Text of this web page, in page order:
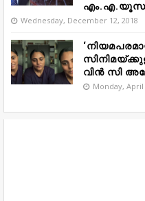
Wednesday, December 12, 2018
വിൻ സി
Monday, April